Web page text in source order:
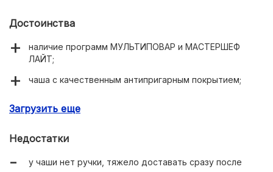
Достоинства
наличие программ МУЛЬТИПОВАР и МАСТЕРШЕФ
ЛАЙТ;
чаша с качественным антипригарным покрытием;
приготовления блюд.
Загрузить еще
Недостатки
у чаши нет ручки, тяжело доставать сразу после